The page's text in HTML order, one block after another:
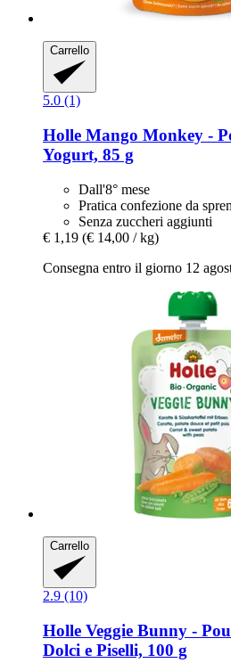
Carrello
5.0 (1)
Holle Mango Monkey -​
Yogurt, 85 g
Dall'8° mese
Pratica confezione da
Senza zuccheri aggiunti
€ 1,19 (€ 14,00 / kg)
Consegna entro il giorno 12
Carrello
2.9 (10)
Holle Veggie Bunny -​
Dolci e Piselli, 100 g